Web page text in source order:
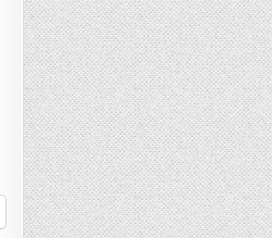
color
micro
shorts
เสื้อ-
กางเกง
จาก
โคล่
เนื้อ
ดี